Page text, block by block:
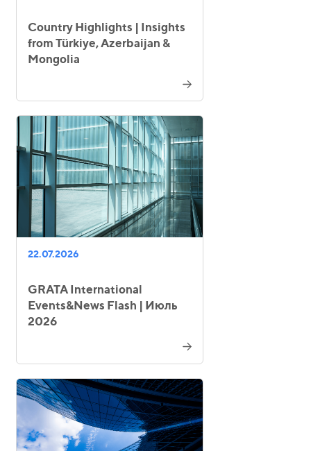
Country Highlights | Insights
from Türkiye, Azerbaijan &
Mongolia
22.07.2026
GRATA International
Events&News Flash | Июль
2026